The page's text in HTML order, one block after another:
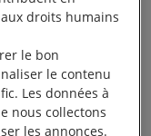
droits humains
le bon
le contenu
Les données à
nous collectons
les annonces.